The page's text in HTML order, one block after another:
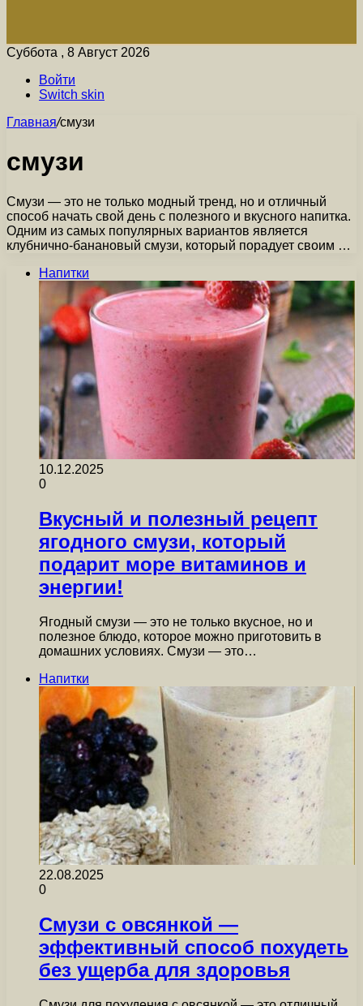
Суббота , 8 Август 2026
Войти
Switch skin
Главная/смузи
смузи
Смузи — это не только модный тренд, но и отличный
способ начать свой день с полезного и вкусного напитка.
Одним из самых популярных вариантов является
клубнично-банановый смузи, который порадует своим …
Напитки
10.12.2025
0
Вкусный и полезный рецепт
ягодного смузи, который
подарит море витаминов и
энергии!
Ягодный смузи — это не только вкусное, но и
полезное блюдо, которое можно приготовить в
домашних условиях. Смузи — это…
Напитки
22.08.2025
0
Смузи с овсянкой —
эффективный способ похудеть
без ущерба для здоровья